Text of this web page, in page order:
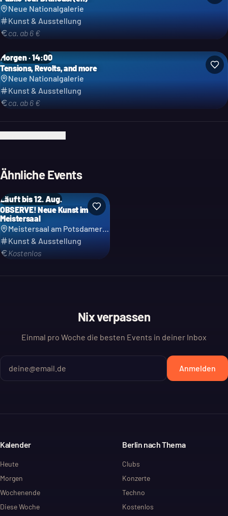
Neue Nationalgalerie
Kunst & Ausstellung
ca. ab 6 €
Morgen · 14:00
Tensions, Revolts, and more
Neue Nationalgalerie
Kunst & Ausstellung
ca. ab 6 €
Ähnliche Events
Läuft bis 12. Aug.
OBSERVE! Neue Kunst im
Meistersaal
Meistersaal am Potsdamer Platz
Kunst & Ausstellung
Kostenlos
Nix verpassen
Einmal pro Woche die besten Events in deiner Inbox
Anmelden
Kalender
Heute
Morgen
Wochenende
Diese Woche
Berlin nach Thema
Clubs
Konzerte
Techno
Kostenlos